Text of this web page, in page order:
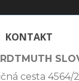
KONTAKT
cesta 4564/